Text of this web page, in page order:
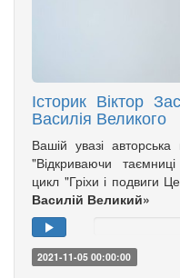
Історик Віктор
Василія Великого
Вашій увазі
"Відкриваючи
цикл "Гріхи і подвиги
Василій Великий»
2021-11-05 00:00:00